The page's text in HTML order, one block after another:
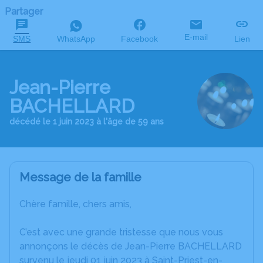
Partager
SMS WhatsApp Facebook E-mail Lien
Jean-Pierre
BACHELLARD
décédé le 1 juin 2023 à l'âge de 59 ans
Message de la famille
Chère famille, chers amis,
C’est avec une grande tristesse que nous vous
annonçons le décès de Jean-Pierre BACHELLARD
survenu le jeudi 01 juin 2023 à Saint-Priest-en-